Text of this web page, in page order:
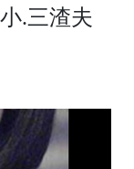
.三渣夫